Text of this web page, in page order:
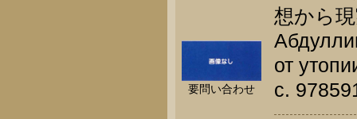
要問い合わせ
想から
от
c.